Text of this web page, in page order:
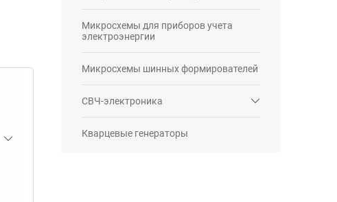
Микросхемы для приборов учета
электроэнергии
Микросхемы шинных формирователей
СВЧ-электроника
Кварцевые генераторы